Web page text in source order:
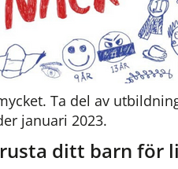
Ta del av
januari 2023.
ditt barn för